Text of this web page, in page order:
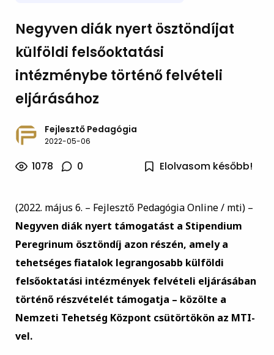
Negyven diák nyert ösztöndíjat
külföldi felsőoktatási
intézménybe történő felvételi
eljárásához
Fejlesztő Pedagógia
2022-05-06
1078 0 Elolvasom később!
(2022. május 6. – Fejlesztő Pedagógia Online / mti) –
Negyven diák nyert támogatást a Stipendium
Peregrinum ösztöndíj azon részén, amely a
tehetséges fiatalok legrangosabb külföldi
felsőoktatási intézmények felvételi eljárásában
történő részvételét támogatja – közölte a
Nemzeti Tehetség Központ csütörtökön az MTI-
vel.